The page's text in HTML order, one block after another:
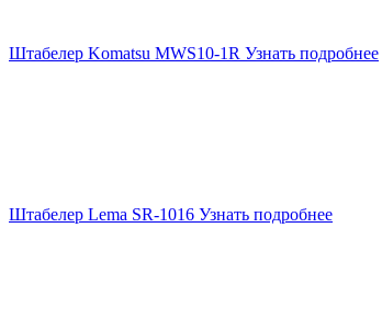
Штабелер Komatsu MWS10-1R Узнать подробнее
Штабелер Lema SR-1016 Узнать подробнее